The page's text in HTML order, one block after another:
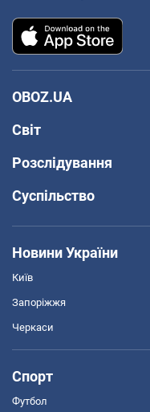
OBOZ.UA
Світ
Розслідування
Суспільство
Новини України
Київ
Запоріжжя
Черкаси
Спорт
Футбол